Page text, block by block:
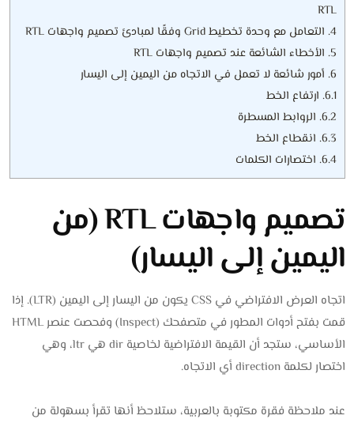
RTL
4. التعامل مع وحدة تخطيط Grid وفقًا لمبادئ تصميم واجهات RTL
5. الأخطاء الشائعة عند تصميم واجهات RTL
6. أمور شائعة لا تعمل في الاتجاه من اليمين إلى اليسار
6.1. ارتفاع الخط
6.2. الروابط المسطرة
6.3. انقطاع الخط
6.4. اختصارات الكلمات
تصميم واجهات RTL (من
اليمين إلى اليسار)
اتجاه العرض الافتراضي في CSS يكون من اليسار إلى اليمين (LTR). إذا
قمت بفتح أدوات المطور في متصفحك (Inspect) وفحصت عنصر HTML
الأساسي، ستجد أن القيمة الافتراضية لخاصية dir هي ltr، وهي
اختصار لكلمة direction أي الاتجاه.
عند ملاحظة فقرة مكتوبة بالعربية، ستلاحظ أنها تقرأ بسهولة من